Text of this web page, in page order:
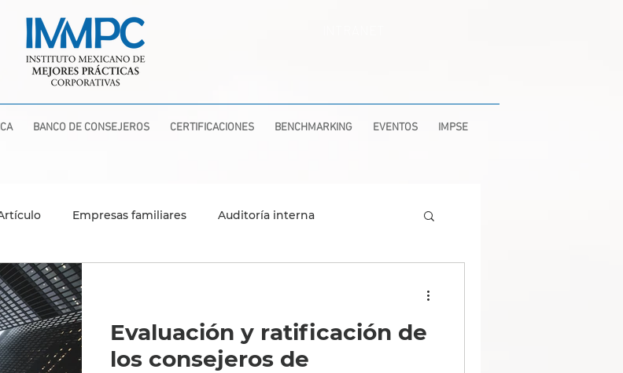
BANCO DE CONSEJEROS CERTIFICACIONES BENCHMARKING EVENTOS IMPSE
Empresas familiares Auditoría interna
Evaluación y ratificación de
los consejeros de